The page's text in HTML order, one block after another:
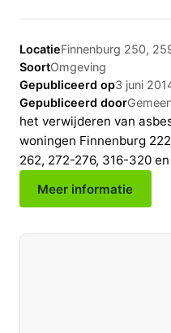
LocatieFinnenburg 250,
SoortOmgeving
Gepubliceerd op3 juni
Gepubliceerd door
het verwijderen van
woningen Finnenburg
262, 272-276, 316-320
Meer informatie